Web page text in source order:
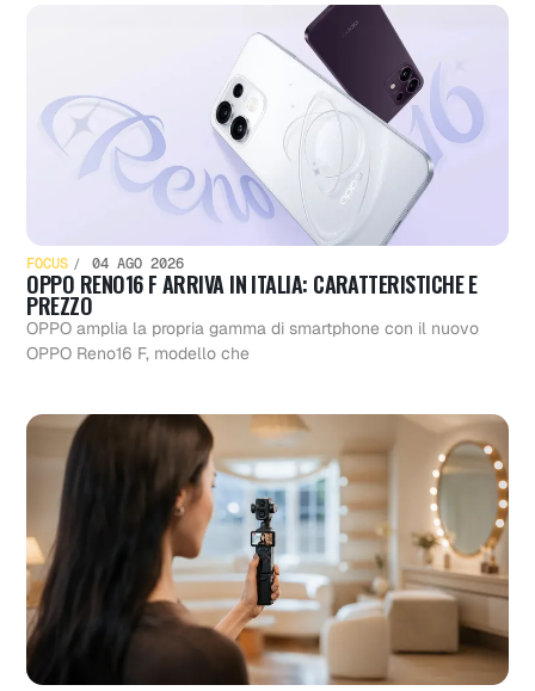
FOCUS 04 AGO 2026
OPPO RENO16 F ARRIVA IN ITALIA: CARATTERISTICHE E
PREZZO
OPPO amplia la propria gamma di smartphone con il nuovo
OPPO Reno16 F, modello che